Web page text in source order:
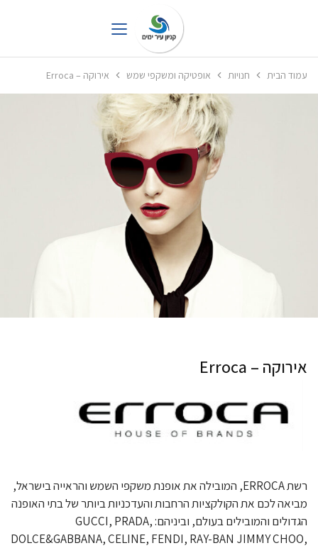
עמוד הבית חנויות אופטיקה ומשקפי שמש אירוקה – Erroca
אירוקה – Erroca
רשת ERROCA, המובילה את אופנת משקפי השמש והראייה בישראל,
מביאה לכם את הקולקציות הרחבות והעדכניות ביותר של בתי האופנה
הגדולים והמובילים בעולם, וביניהם: GUCCI, PRADA,
DOLCE&GABBANA, CELINE, FENDI, RAY-BAN JIMMY CHOO,